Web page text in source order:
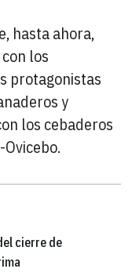
hasta ahora,
los
protagonistas
y
los cebaderos
cierre de